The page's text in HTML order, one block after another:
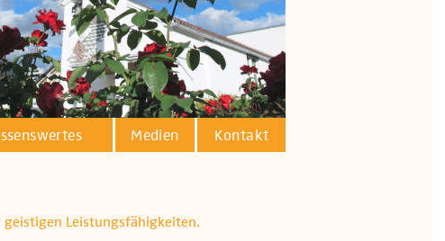
Medien Kontakt
Leistungsfähigkeiten.